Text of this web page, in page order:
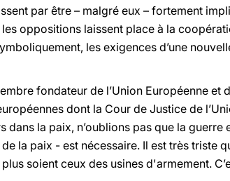
par être – malgré eux – fortement
oppositions laissent place à la
les exigences d’une
fondateur de l’Union Européenne et
dont la Cour de Justice de
dans la paix, n’oublions pas que la
la paix - est nécessaire. Il est très triste
soient ceux des usines d'armement.